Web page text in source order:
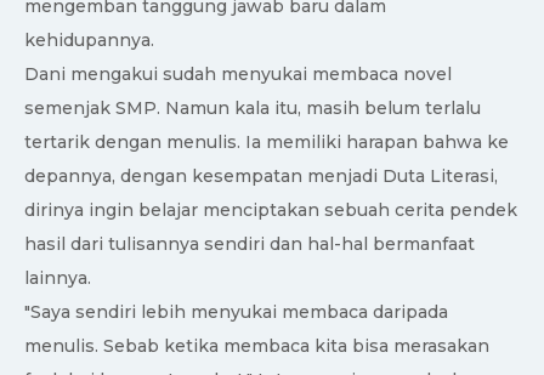
mengemban tanggung jawab baru dalam
kehidupannya.
Dani mengakui sudah menyukai membaca novel
semenjak SMP. Namun kala itu, masih belum terlalu
tertarik dengan menulis. Ia memiliki harapan bahwa ke
depannya, dengan kesempatan menjadi Duta Literasi,
dirinya ingin belajar menciptakan sebuah cerita pendek
hasil dari tulisannya sendiri dan hal-hal bermanfaat
lainnya.
"Saya sendiri lebih menyukai membaca daripada
menulis. Sebab ketika membaca kita bisa merasakan